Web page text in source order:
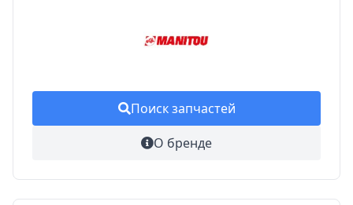
Поиск запчастей
О бренде